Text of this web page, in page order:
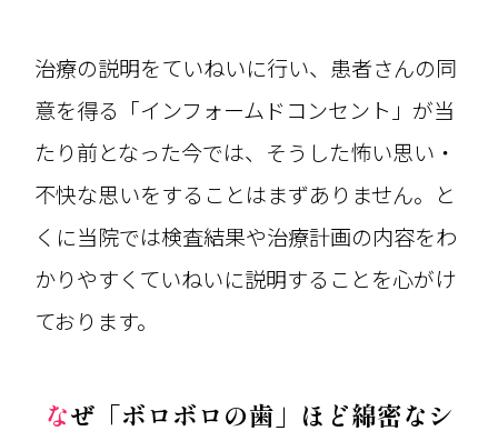
治療の説明をていねいに行い、患者さんの同
意を得る「インフォームドコンセント」が当
たり前となった今では、そうした怖い思い・
不快な思いをすることはまずありません。と
くに当院では検査結果や治療計画の内容をわ
かりやすくていねいに説明することを心がけ
ております。
なぜ「ボロボロの歯」ほど綿密なシ